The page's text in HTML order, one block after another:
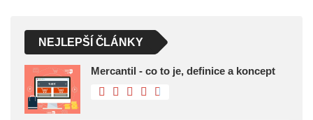
NEJLEPŠÍ ČLÁNKY
Mercantil - co to je, definice a koncept